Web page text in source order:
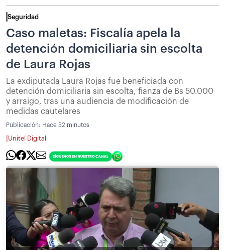
Seguridad
Caso maletas: Fiscalía apela la
detención domiciliaria sin escolta
de Laura Rojas
La exdiputada Laura Rojas fue beneficiada con
detención domiciliaria sin escolta, fianza de Bs 50.000
y arraigo, tras una audiencia de modificación de
medidas cautelares
Publicación: Hace 52 minutos
Unitel Digital